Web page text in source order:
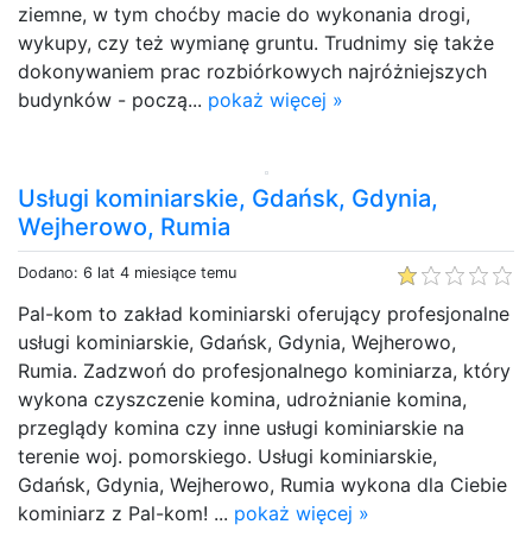
ziemne, w tym choćby macie do wykonania drogi,
wykupy, czy też wymianę gruntu. Trudnimy się także
dokonywaniem prac rozbiórkowych najróżniejszych
budynków - począ... pokaż więcej »
Usługi kominiarskie, Gdańsk, Gdynia,
Wejherowo, Rumia
Dodano: 6 lat 4 miesiące temu
Pal-kom to zakład kominiarski oferujący profesjonalne
usługi kominiarskie, Gdańsk, Gdynia, Wejherowo,
Rumia. Zadzwoń do profesjonalnego kominiarza, który
wykona czyszczenie komina, udrożnianie komina,
przeglądy komina czy inne usługi kominiarskie na
terenie woj. pomorskiego. Usługi kominiarskie,
Gdańsk, Gdynia, Wejherowo, Rumia wykona dla Ciebie
kominiarz z Pal-kom! ... pokaż więcej »